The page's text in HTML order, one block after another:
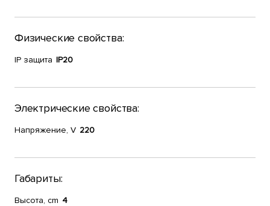
Физические свойства:
IP защита IP20
Электрические свойства:
Напряжение, V 220
Габариты:
Высота, cm 4